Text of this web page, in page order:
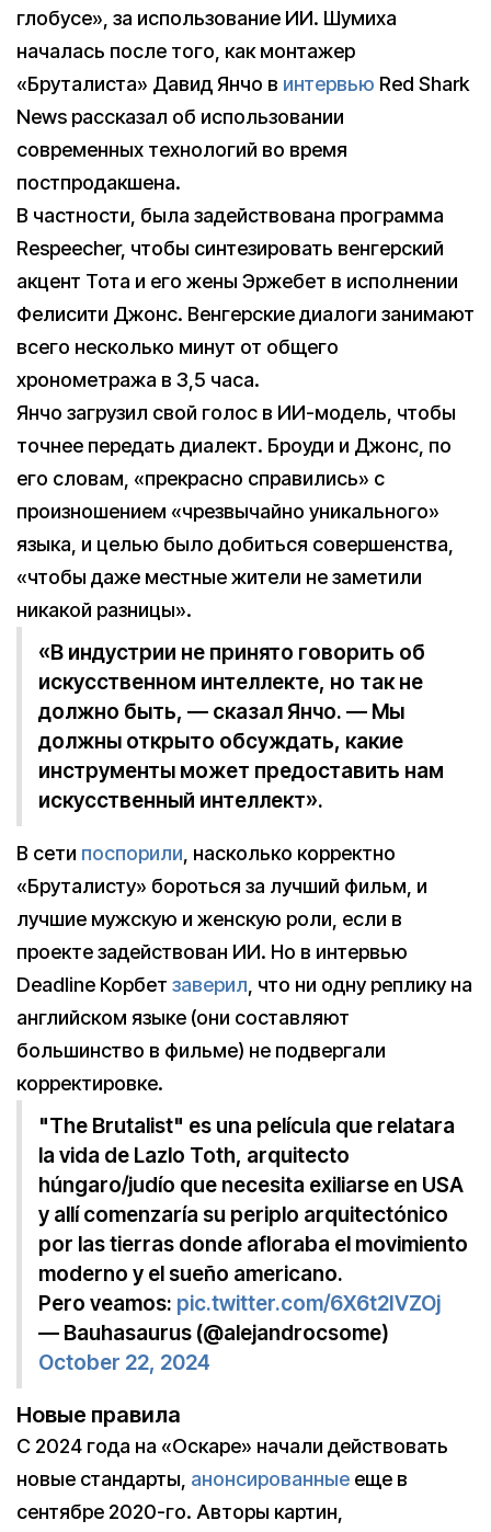
глобусе», за использование ИИ. Шумиха
началась после того, как монтажер
«Бруталиста» Давид Янчо в интервью Red Shark
News рассказал об использовании
современных технологий во время
постпродакшена.
В частности, была задействована программа
Respeecher, чтобы синтезировать венгерский
акцент Тота и его жены Эржебет в исполнении
Фелисити Джонс. Венгерские диалоги занимают
всего несколько минут от общего
хронометража в 3,5 часа.
Янчо загрузил свой голос в ИИ-модель, чтобы
точнее передать диалект. Броуди и Джонс, по
его словам, «прекрасно справились» с
произношением «чрезвычайно уникального»
языка, и целью было добиться совершенства,
«чтобы даже местные жители не заметили
никакой разницы».
«В индустрии не принято говорить об
искусственном интеллекте, но так не
должно быть, — сказал Янчо. — Мы
должны открыто обсуждать, какие
инструменты может предоставить нам
искусственный интеллект».
В сети поспорили, насколько корректно
«Бруталисту» бороться за лучший фильм, и
лучшие мужскую и женскую роли, если в
проекте задействован ИИ. Но в интервью
Deadline Корбет заверил, что ни одну реплику на
английском языке (они составляют
большинство в фильме) не подвергали
корректировке.
"The Brutalist" es una película que relatara
la vida de Lazlo Toth, arquitecto
húngaro/judío que necesita exiliarse en USA
y allí comenzaría su periplo arquitectónico
por las tierras donde afloraba el movimiento
moderno y el sueño americano.
Pero veamos: pic.twitter.com/6X6t2IVZOj
— Bauhasaurus (@alejandrocsome)
October 22, 2024
Новые правила
С 2024 года на «Оскаре» начали действовать
новые стандарты, анонсированные еще в
сентябре 2020-го. Авторы картин,